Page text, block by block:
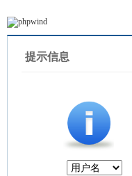
提示信息